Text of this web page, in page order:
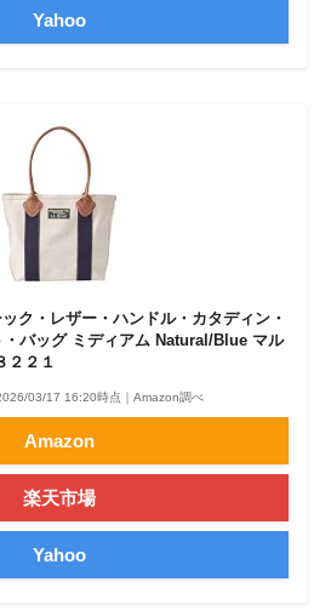
Yahoo
ク・レザー・ハンドル・カタディン・
・バッグ ミディアム Natural/Blue マル
２２１
03/17 16:20時点｜Amazon調べ
Amazon
楽天市場
Yahoo